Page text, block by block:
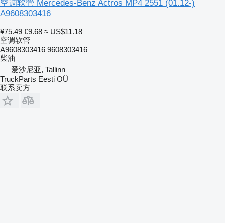
空调软管 Mercedes-Benz Actros MP4 2551 (01.12-)
A9608303416
¥75.49 €9.68 ≈ US$11.18
空调软管
A9608303416 9608303416
柴油
爱沙尼亚, Tallinn
TruckParts Eesti OÜ
联系卖方